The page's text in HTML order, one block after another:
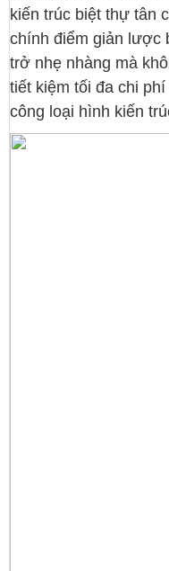
kiến trúc biệt thự tân
chính điểm giản lược
trở nhẹ nhàng mà
tiết kiệm tối đa chi
công loại hình kiến